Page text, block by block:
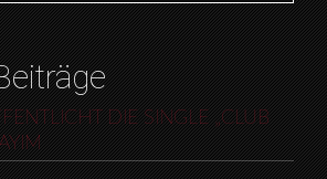
DIE SINGLE „CLUB